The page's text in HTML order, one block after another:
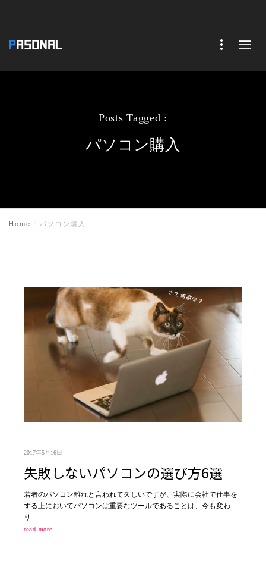
Posts Tagged :
パソコン購入
Home パソコン購入
2017年5月16日
失敗しないパソコンの選び方6選
若者のパソコン離れと言われて久しいですが、実際に会社で仕事を
する上においてパソコンは重要なツールであることは、今も変わ
り…
read more